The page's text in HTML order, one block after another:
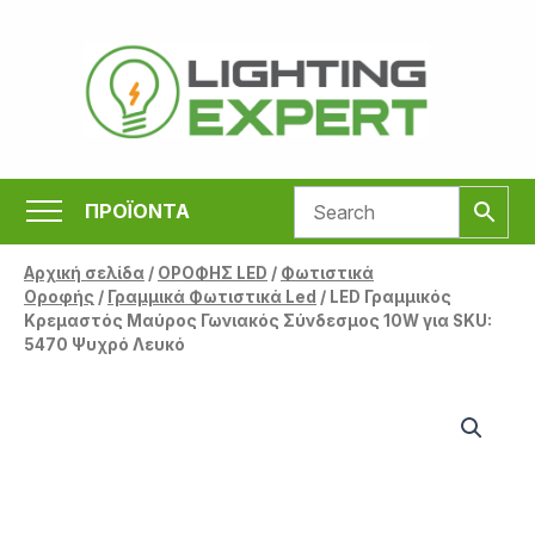
περιεχόμενο
ΠΡΟΪΟΝΤΑ
Αρχική σελίδα/ ΟΡΟΦΗΣ LED / Φωτιστικά
Οροφής / Γραμμικά Φωτιστικά Led / LED Γραμμικός
Κρεμαστός Μαύρος Γωνιακός Σύνδεσμος 10W για SKU:
5470 Ψυχρό Λευκό